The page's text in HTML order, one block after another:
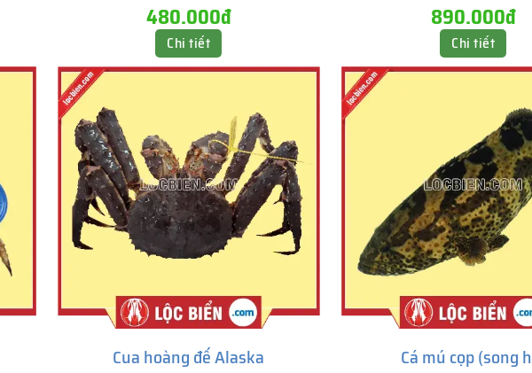
480.000đ
Chi tiết
890.000đ
Chi tiết
Cua hoàng đế Alaska Cá mú cọp (song